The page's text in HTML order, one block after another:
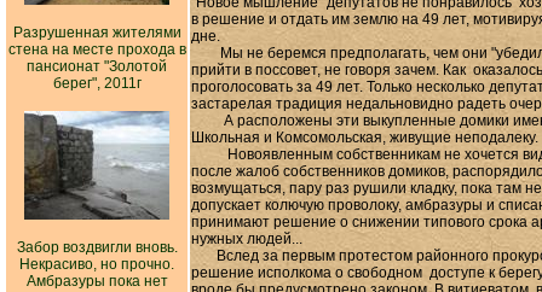
Разрушенная жителями
стена на месте прохода в
пансионат "Золотой
берег", 2011г
Забор воздвигли вновь.
Некрасиво, но прочно.
Амбразуры пока нет
в решение и отдать им землю на 49 лет,
дне.
Мы не беремся предполагать, чем они
прийти в поссовет, не говоря зачем. Как
проголосовать за 49 лет. Только несколько
застарелая традиция недальновидно радеть
А расположены эти выкупленные домики
Школьная и Комсомольская, живущие неподалеку.
Новоявленным собственникам не хочется
после жалоб собственников домиков,
возмущаться, пару раз рушили кладку, пока там
допускает колючую проволоку, амбразуры и
принимают решение о снижении типового срока
нужных людей...
Вслед за первым протестом районного
решение исполкома о свободном доступе к